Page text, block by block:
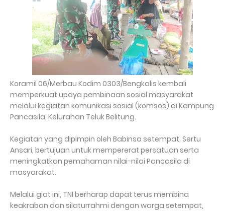
Koramil 06/Merbau Kodim 0303/Bengkalis kembali
memperkuat upaya pembinaan sosial masyarakat
melalui kegiatan komunikasi sosial (komsos) di Kampung
Pancasila, Kelurahan Teluk Belitung.
Kegiatan yang dipimpin oleh Babinsa setempat, Sertu
Ansari, bertujuan untuk mempererat persatuan serta
meningkatkan pemahaman nilai-nilai Pancasila di
masyarakat.
Melalui giat ini, TNI berharap dapat terus membina
keakraban dan silaturrahmi dengan warga setempat,